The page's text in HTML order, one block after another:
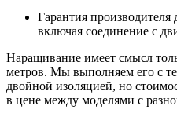
Гарантия производителя
включая соединение с
Наращивание имеет смысл
метров. Мы выполняем его с
двойной изоляцией, но
в цене между моделями с